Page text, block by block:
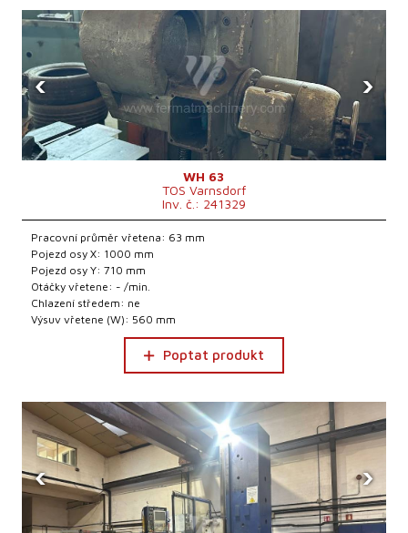
‹ ›
WH 63
TOS Varnsdorf
Inv. č.: 241329
Pracovní průměr vřetena: 63 mm
Pojezd osy X: 1000 mm
Pojezd osy Y: 710 mm
Otáčky vřetene: - /min.
Chlazení středem: ne
Výsuv vřetene (W): 560 mm
Poptat produkt
‹ ›